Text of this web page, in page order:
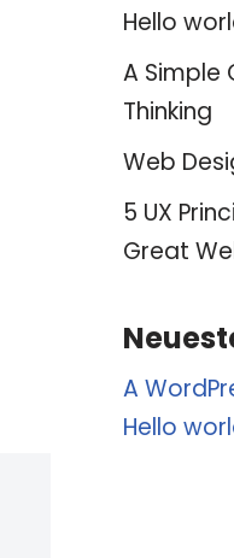
Hello
A Simple
Thinking
Web
5 UX
Great
A
Hello